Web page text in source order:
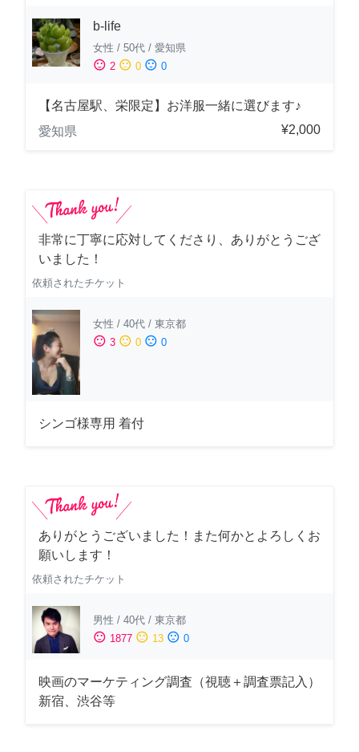
b-life
女性 / 50代 / 愛知県
sentiment_satisfied 2 sentiment_neutral 0 sentiment_dissatisfied 0
【名古屋駅、栄限定】お洋服一緒に選びます♪
愛知県
¥2,000
非常に丁寧に応対してくださり、ありがとうござ
いました！
依頼されたチケット
女性 / 40代 / 東京都
sentiment_satisfied 3 sentiment_neutral 0 sentiment_dissatisfied 0
シンゴ様専用 着付
ありがとうございました！また何かとよろしくお
願いします！
依頼されたチケット
男性 / 40代 / 東京都
sentiment_satisfied 1877 sentiment_neutral 13 sentiment_dissatisfied 0
映画のマーケティング調査（視聴＋調査票記入）
新宿、渋谷等